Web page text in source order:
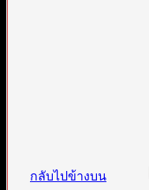
กลับไปข้างบน